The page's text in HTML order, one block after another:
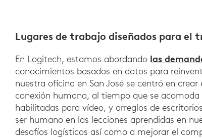
Lugares de trabajo diseñados para el
En Logitech, estamos abordando las
conocimientos basados en datos para
nuestra oficina en San José se centró en
conexión humana, al tiempo que se
habilitadas para vídeo, y arreglos de
ser humano en las lecciones aprendidas en
desafíos logísticos así como a mejorar el